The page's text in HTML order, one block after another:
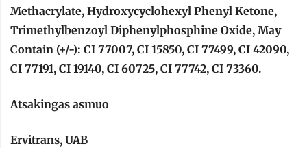
Methacrylate, Hydroxycyclohexyl Phenyl Ketone,
Trimethylbenzoyl Diphenylphosphine Oxide, May
Contain (+/-): CI 77007, CI 15850, CI 77499, CI 42090,
CI 77191, CI 19140, CI 60725, CI 77742, CI 73360.
Atsakingas asmuo
Ervitrans, UAB